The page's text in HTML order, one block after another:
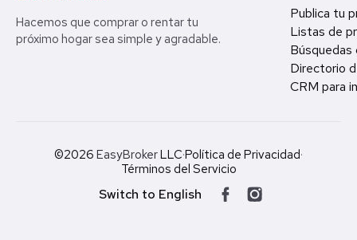
Hacemos que comprar o rentar tu
próximo hogar sea simple y agradable.
Publica tu
Listas de
Búsquedas
Directorio
CRM para
©2026 EasyBrokerLLC·Política de Privacidad·
Términos del Servicio
Switch to English